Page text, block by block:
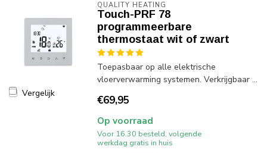
Vergelijk
QUALITY HEATING
Touch-PRF 78
programmeerbare
thermostaat wit of zwart
Toepasbaar op alle elektrische
vloerverwarming systemen. Verkrijgbaar ...
€69,95
Op voorraad
Voor 16.30 besteld, volgende
werkdag gratis in huis